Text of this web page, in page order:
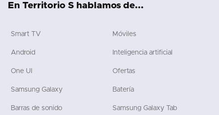
En Territorio S hablamos de...
Smart TV Móviles
Android Inteligencia artificial
One UI Ofertas
Samsung Galaxy Batería
Barras de sonido Samsung Galaxy Tab